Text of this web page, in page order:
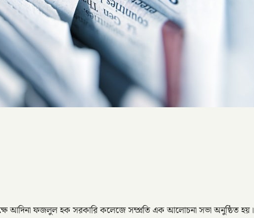
আদিনা ফজলুল হক সরকারি কলেজে সম্প্রতি এক আলোচনা সভা অনুষ্ঠিত হয়।